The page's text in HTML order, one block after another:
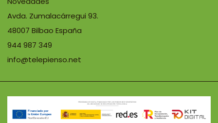
Avda. Zumalacárregui 93.
48007 Bilbao España
944 987 349
info@telepienso.net